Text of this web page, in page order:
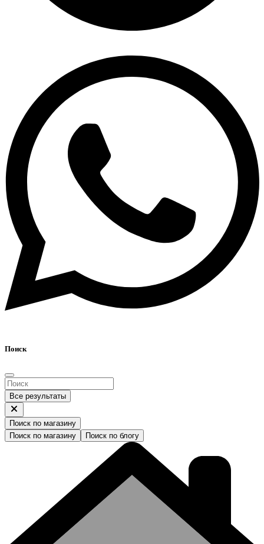
Поиск
Все результаты
Поиск по магазину
Поиск по магазину
Поиск по блогу